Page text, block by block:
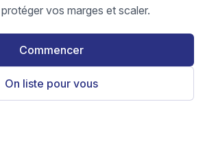
vos marges et scaler.
Commencer
On liste pour vous